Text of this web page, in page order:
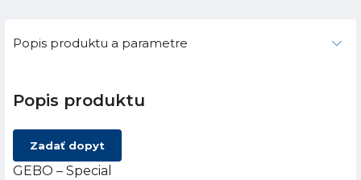
Popis produktu a parametre
Popis produktu
Zadať dopyt
GEBO – Special